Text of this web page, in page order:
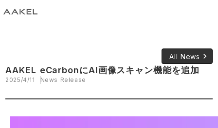
All News keyboard_arrow_right
AAKEL eCarbonにAI画像スキャン機能を追加
2025/4/11 News Release